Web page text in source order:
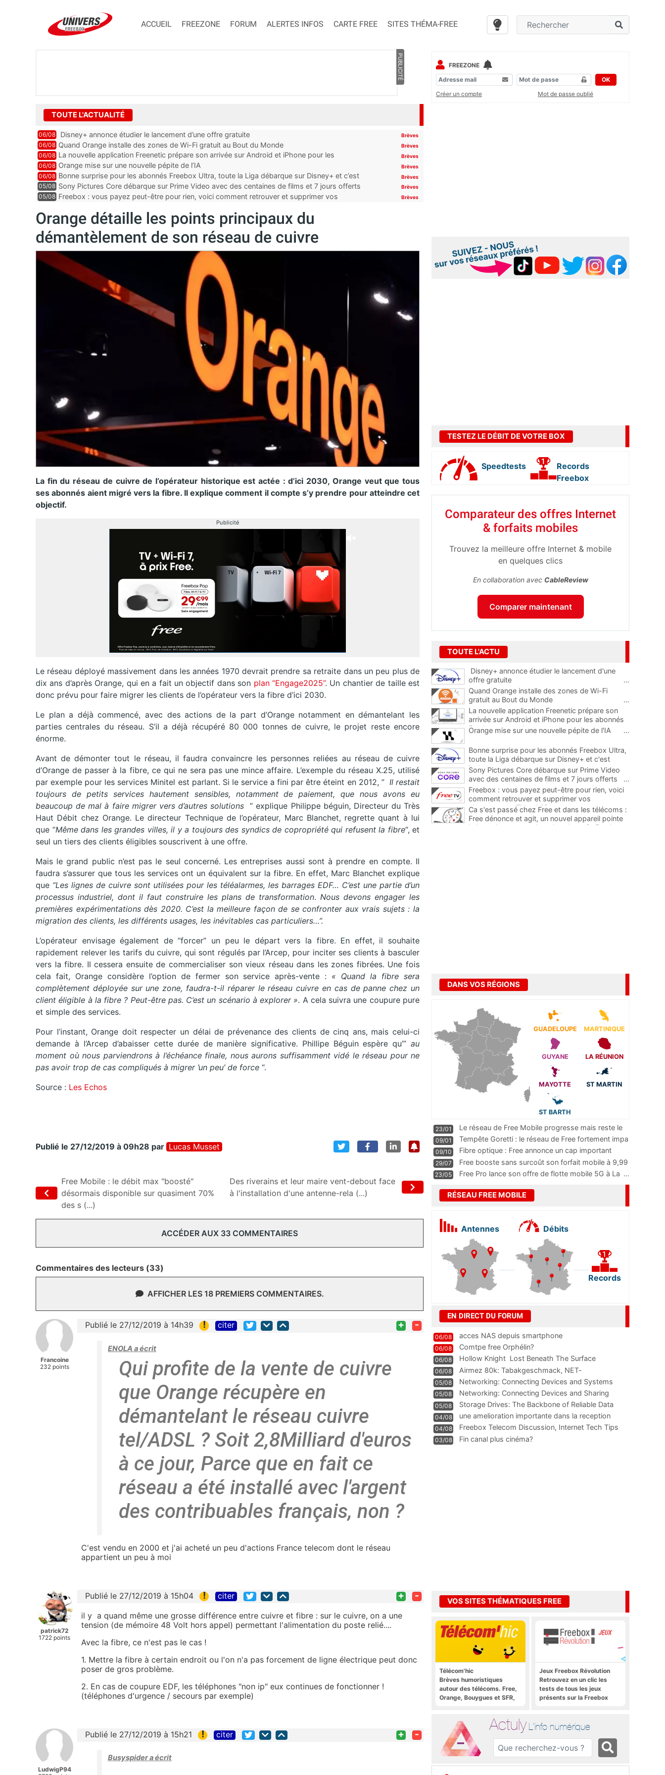
ACCUEIL FREEZONE FORUM ALERTES INFOS CARTE FREE SITES THÉMA-FREE
PUBLICITÉ
TOUTE L'ACTUALITÉ
06/08 Disney+ annonce étudier le lancement d’une offre gratuite Brèves
06/08 Quand Orange installe des zones de Wi-Fi gratuit au Bout du Monde Brèves
06/08 La nouvelle application Freenetic prépare son arrivée sur Android et iPhone pour les
abonnés Freebox, testez la
Brèves
06/08 Orange mise sur une nouvelle pépite de l’IA Brèves
06/08 Bonne surprise pour les abonnés Freebox Ultra, toute la Liga débarque sur Disney+ et c’est
inclus
Brèves
05/08 Sony Pictures Core débarque sur Prime Video avec des centaines de films et 7 jours offerts Brèves
05/08 Freebox : vous payez peut-être pour rien, voici comment retrouver et supprimer vos
Brèves
Orange détaille les points principaux du
démantèlement de son réseau de cuivre
La fin du réseau de cuivre de l’opérateur historique est actée : d’ici 2030, Orange veut que tous
ses abonnés aient migré vers la fibre. Il explique comment il compte s’y prendre pour atteindre cet
objectif.
Publicité
Le réseau déployé massivement dans les années 1970 devrait prendre sa retraite dans un peu plus de
dix ans d’après Orange, qui en a fait un objectif dans son plan “Engage2025”. Un chantier de taille est
donc prévu pour faire migrer les clients de l’opérateur vers la fibre d’ici 2030.
Le plan a déjà commencé, avec des actions de la part d’Orange notamment en démantelant les
parties centrales du réseau. S’il a déjà récupéré 80 000 tonnes de cuivre, le projet reste encore
énorme.
Avant de démonter tout le réseau, il faudra convaincre les personnes reliées au réseau de cuivre
d’Orange de passer à la fibre, ce qui ne sera pas une mince affaire. L’exemple du réseau X.25, utilisé
par exemple pour les services Minitel est parlant. Si le service a fini par être éteint en 2012, ” Il restait
toujours de petits services hautement sensibles, notamment de paiement, que nous avons eu
beaucoup de mal à faire migrer vers d’autres solutions ” explique Philippe béguin, Directeur du Très
Haut Débit chez Orange. Le directeur Technique de l’opérateur, Marc Blanchet, regrette quant à lui
que “Même dans les grandes villes, il y a toujours des syndics de copropriété qui refusent la fibre“, et
seul un tiers des clients éligibles souscrivent à une offre.
Mais le grand public n’est pas le seul concerné. Les entreprises aussi sont à prendre en compte. Il
faudra s’assurer que tous les services ont un équivalent sur la fibre. En effet, Marc Blanchet explique
que “Les lignes de cuivre sont utilisées pour les téléalarmes, les barrages EDF… C’est une partie d’un
processus industriel, dont il faut construire les plans de transformation. Nous devons engager les
premières expérimentations dès 2020. C’est la meilleure façon de se confronter aux vrais sujets : la
migration des clients, les différents usages, les inévitables cas particuliers…”.
L’opérateur envisage également de “forcer” un peu le départ vers la fibre. En effet, il souhaite
rapidement relever les tarifs du cuivre, qui sont régulés par l’Arcep, pour inciter ses clients à basculer
vers la fibre. Il cessera ensuite de commercialiser son vieux réseau dans les zones fibrées. Une fois
cela fait, Orange considère l’option de fermer son service après-vente : « Quand la fibre sera
complètement déployée sur une zone, faudra-t-il réparer le réseau cuivre en cas de panne chez un
client éligible à la fibre ? Peut-être pas. C’est un scénario à explorer ». A cela suivra une coupure pure
et simple des services.
Pour l’instant, Orange doit respecter un délai de prévenance des clients de cinq ans, mais celui-ci
demande à l’Arcep d’abaisser cette durée de manière significative. Phillipe Béguin espère qu’” au
moment où nous parviendrons à l’échéance finale, nous aurons suffisamment vidé le réseau pour ne
pas avoir trop de cas compliqués à migrer ’un peu’ de force “.
Source : Les Echos
Publié le 27/12/2019 à 09h28 par Lucas Musset
Free Mobile : le débit max "boosté"
désormais disponible sur quasiment 70%
des s (...)
Des riverains et leur maire vent-debout face
à l'installation d'une antenne-rela (...)
ACCÉDER AUX 33 COMMENTAIRES
Commentaires des lecteurs (33)
AFFICHER LES 18 PREMIERS COMMENTAIRES.
Francoine
232 points
Publié le 27/12/2019 à 14h39 ! citer + -
ENOLA a écrit
Qui profite de la vente de cuivre
que Orange récupère en
démantelant le réseau cuivre
tel/ADSL ? Soit 2,8Milliard d'euros
à ce jour, Parce que en fait ce
réseau a été installé avec l'argent
des contribuables français, non ?
C'est vendu en 2000 et j'ai acheté un peu d'actions France telecom dont le réseau
appartient un peu à moi
patrick72
1722 points
Publié le 27/12/2019 à 15h04 ! citer + -
il y a quand même une grosse différence entre cuivre et fibre : sur le cuivre, on a une
tension (de mémoire 48 Volt hors appel) permettant l'alimentation du poste relié....
Avec la fibre, ce n'est pas le cas !
1. Mettre la fibre à certain endroit ou l'on n'a pas forcement de ligne électrique peut donc
poser de gros problème.
2. En cas de coupure EDF, les téléphones "non ip" eux continues de fonctionner !
(téléphones d'urgence / secours par exemple)
LudwigP94
Publié le 27/12/2019 à 15h21 ! citer + -
Busyspider a écrit
FREEZONE
OK
Créer un compte
Mot de passe oublié
TESTEZ LE DÉBIT DE VOTRE BOX
Speedtests
Records
Freebox
Comparateur des offres Internet
& forfaits mobiles
Trouvez la meilleure offre Internet & mobile
en quelques clics
En collaboration avec CableReview
Comparer maintenant
TOUTE L'ACTU
Disney+ annonce étudier le lancement d'une
offre gratuite
...
Quand Orange installe des zones de Wi-Fi
gratuit au Bout du Monde
...
La nouvelle application Freenetic prépare son
arrivée sur Android et iPhone pour les abonnés
Freebox, testez la
Orange mise sur une nouvelle pépite de l'IA ...
Bonne surprise pour les abonnés Freebox Ultra,
toute la Liga débarque sur Disney+ et c'est
inclus
Sony Pictures Core débarque sur Prime Video
avec des centaines de films et 7 jours offerts
...
Freebox : vous payez peut-être pour rien, voici
comment retrouver et supprimer vos
abonnements TV oubliés
...
Ca s'est passé chez Free et dans les télécoms :
Free dénonce et agit, un nouvel appareil pointe
le bout de son nez chez des abonnés Freebox...
DANS VOS RÉGIONS
GUADELOUPE MARTINIQUE
GUYANE LA RÉUNION
MAYOTTE ST MARTIN
ST BARTH
23/01
Le réseau de Free Mobile progresse mais reste le
m
...
09/01
Tempête Goretti : le réseau de Free fortement impa
09/10
Fibre optique : Free annonce un cap important
pass
...
29/07
Free booste sans surcoût son forfait mobile à 9,99
23/05 Free Pro lance son offre de flotte mobile 5G à La ...
RÉSEAU FREE MOBILE
Antennes Débits
Records
EN DIRECT DU FORUM
06/08 acces NAS depuis smartphone
06/08 Comtpe free Orphélin?
06/08 Hollow Knight  Lost Beneath The Surface
06/08
Airmez 80k: Tabakgeschmack, NET-
Technologie und Leistung im
05/08 Networking: Connecting Devices and Systems
05/08
Networking: Connecting Devices and Sharing
Information
05/08
Storage Drives: The Backbone of Reliable Data
Management
04/08
une amelioration importante dans la reception
WIFI
04/08
Freebox Telecom Discussion, Internet Tech Tips
Communi
03/08 Fin canal plus cinéma?
VOS SITES THÉMATIQUES FREE
Télécom'hic
Brèves humoristiques
autour des télécoms. Free,
Orange, Bouygues et SFR,
Jeux Freebox Révolution
Retrouvez en un clic les
tests de tous les jeux
présents sur la Freebox
Actuly L'info numérique